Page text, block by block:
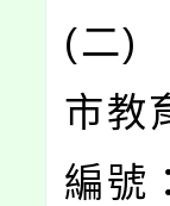
(二)
市教
編號